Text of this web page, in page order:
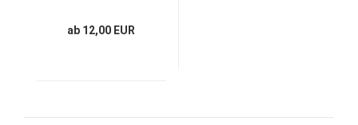
ab 12,00 EUR